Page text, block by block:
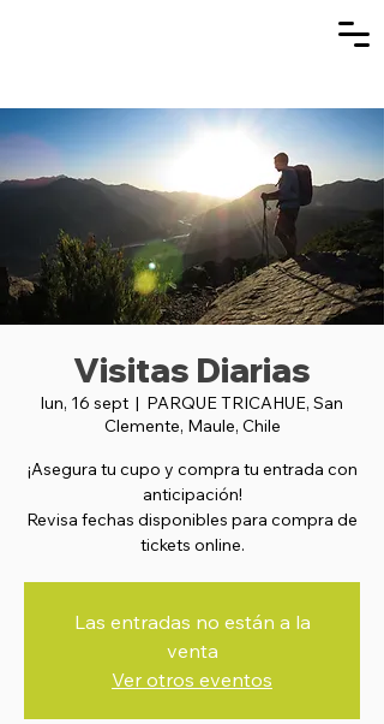
Visitas Diarias
lun, 16 sept
  |
PARQUE TRICAHUE, San
Clemente, Maule, Chile
¡Asegura tu cupo y compra tu entrada con
anticipación!
Revisa fechas disponibles para compra de
tickets online.
Las entradas no están a la
venta
Ver otros eventos